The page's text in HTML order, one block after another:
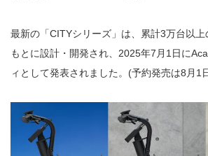
最新の「CITYシリーズ」は、累計3万台以
もとに設計・開発され、2025年7月1日に
ィとして発表されました。(予約発売は8月1